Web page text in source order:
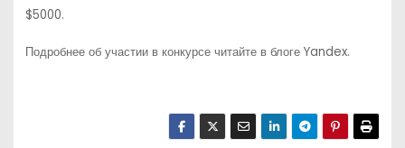
$5000.
Подробнее об участии в конкурсе читайте в блоге Yandex.